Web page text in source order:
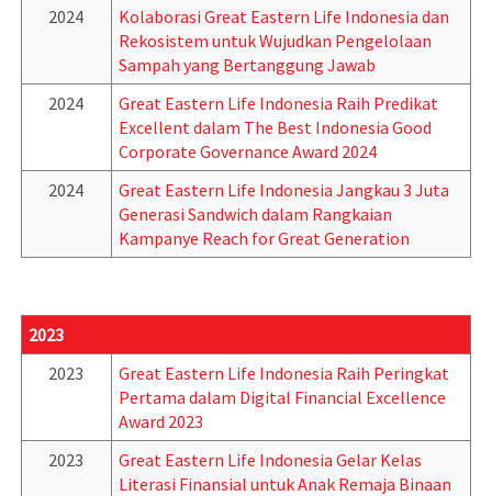
2024
Kolaborasi Great Eastern Life Indonesia dan
Rekosistem untuk Wujudkan Pengelolaan
Sampah yang Bertanggung Jawab
2024
Great Eastern Life Indonesia Raih Predikat
Excellent dalam The Best Indonesia Good
Corporate Governance Award 2024
2024
Great Eastern Life Indonesia Jangkau 3 Juta
Generasi Sandwich dalam Rangkaian
Kampanye Reach for Great Generation
2023
2023
Great Eastern Life Indonesia Raih Peringkat
Pertama dalam Digital Financial Excellence
Award 2023
2023
Great Eastern Life Indonesia Gelar Kelas
Literasi Finansial untuk Anak Remaja Binaan